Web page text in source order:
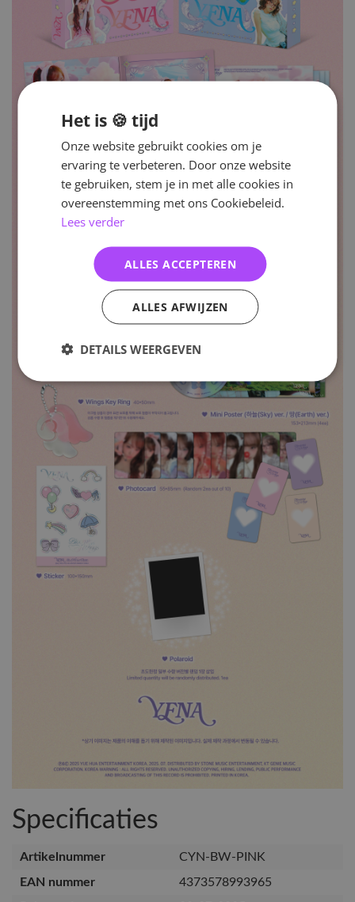
Specificaties
Artikelnummer
CYN-BW-PINK
EAN nummer
4373578993965
Het is 🍪 tijd
Onze website gebruikt cookies om je
ervaring te verbeteren. Door onze website
te gebruiken, stem je in met alle cookies in
overeenstemming met ons Cookiebeleid.
Lees verder
ALLES ACCEPTEREN
ALLES AFWIJZEN
DETAILS WEERGEVEN